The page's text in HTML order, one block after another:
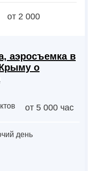
от 2 000
аэросъемка в
о
от 5 000 час
день